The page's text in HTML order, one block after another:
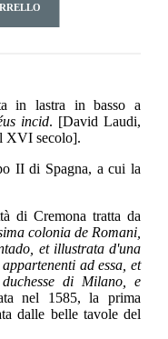
in lastra in basso a
incid. [David Laudi,
XVI secolo].
II di Spagna, a cui la
di Cremona tratta da
colonia de Romani,
et illustrata d'una
ad essa, et
di Milano, e
nel 1585, la prima
dalle belle tavole del